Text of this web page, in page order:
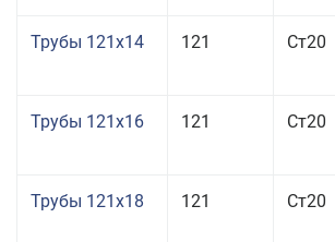
Трубы 121x14 121 Ст20
Трубы 121x16 121 Ст20
Трубы 121x18 121 Ст20